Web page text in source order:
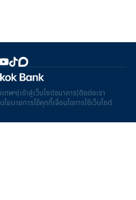
ทพฯ เข้าสู่เว็บไซต์ธนาคาร ติดต่อเรา
นโยบายการใช้คุกกี้เงื่อนไขการใช้เว็บไซต์